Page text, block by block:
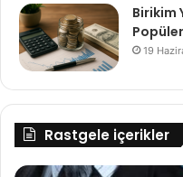
Birikim
19
Rastgele içerikler
2023